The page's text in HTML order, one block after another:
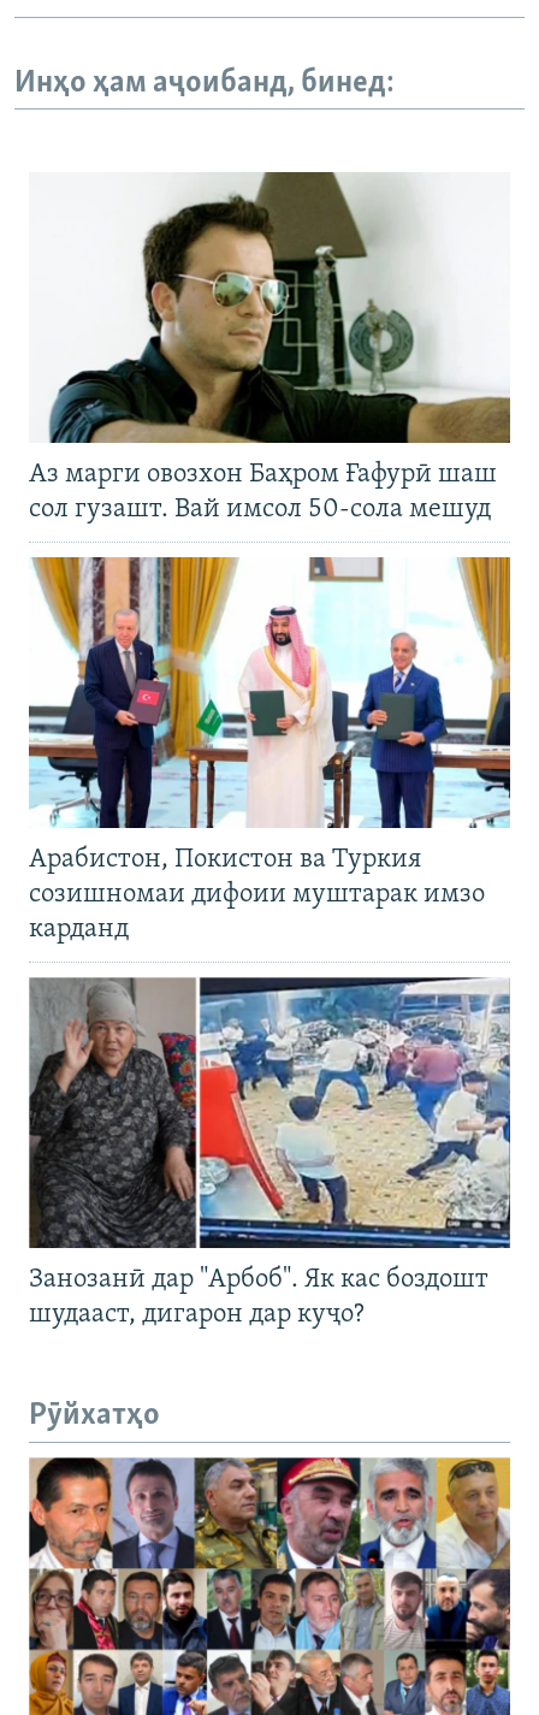
Инҳо ҳам аҷоибанд, бинед:
Аз марги овозхон Баҳром Ғафурӣ шаш
сол гузашт. Вай имсол 50-сола мешуд
Арабистон, Покистон ва Туркия
созишномаи дифоии муштарак имзо
карданд
Занозанӣ дар "Арбоб". Як кас боздошт
шудааст, дигарон дар куҷо?
Рӯйхатҳо